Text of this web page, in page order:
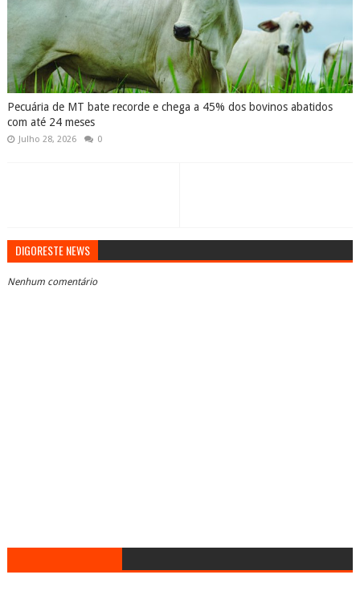
Pecuária de MT bate recorde e chega a 45% dos bovinos abatidos
com até 24 meses
Julho 28, 2026 0
DIGORESTE NEWS
Nenhum comentário